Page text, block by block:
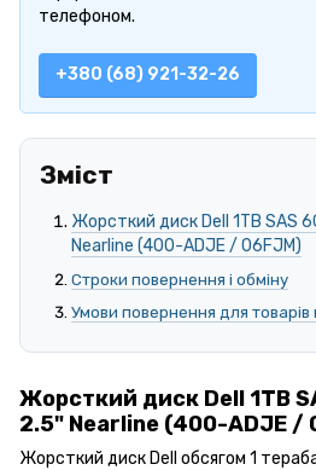
телефоном.
+380 (68) 921-32-26
Зміст
Жорсткий диск Dell 1TB SAS
Nearline (400-ADJE / 06FJM)
Строки повернення і обміну
Умови повернення для товарів
Жорсткий диск Dell 1TB
2.5" Nearline (400-ADJE /
Жорсткий диск Dell обсягом 1